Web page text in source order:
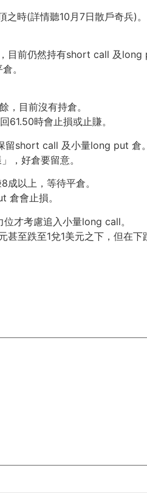
時(詳情聽10月7日散戶奇兵)。
目前仍然持有short call 及long
。
，目前沒有持倉。
時會止損或止賺。
留short call 及小量long put 倉。
，好倉要留意。
以上，等待平倉。
會止損。
才考慮追入小量long call。
至跌至1兌1美元之下，但在